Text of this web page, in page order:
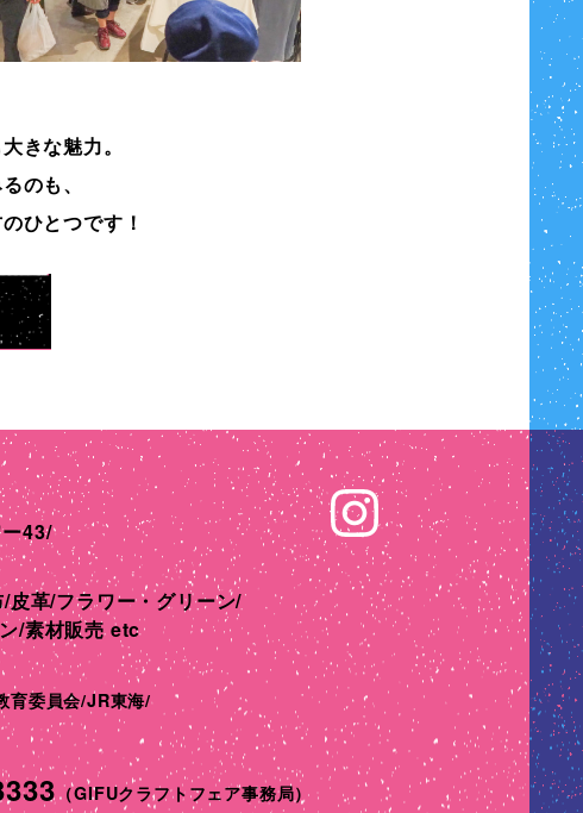
きな魅力。
のも、
ひとつです！
43/
皮革/フラワー・グリーン/
/素材販売 etc
育委員会/JR東海/
（GIFUクラフトフェア事務局）